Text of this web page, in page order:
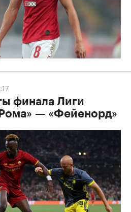
финала Лиги
— «Фейенорд»